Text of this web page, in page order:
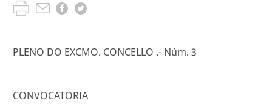
PLENO DO EXCMO. CONCELLO .- Núm. 3
CONVOCATORIA